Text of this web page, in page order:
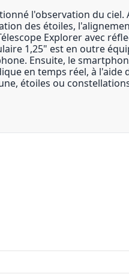
l'observation du
des étoiles,
Explorer avec
1,25" est en outre
Ensuite, le
en temps réel, à
étoiles ou